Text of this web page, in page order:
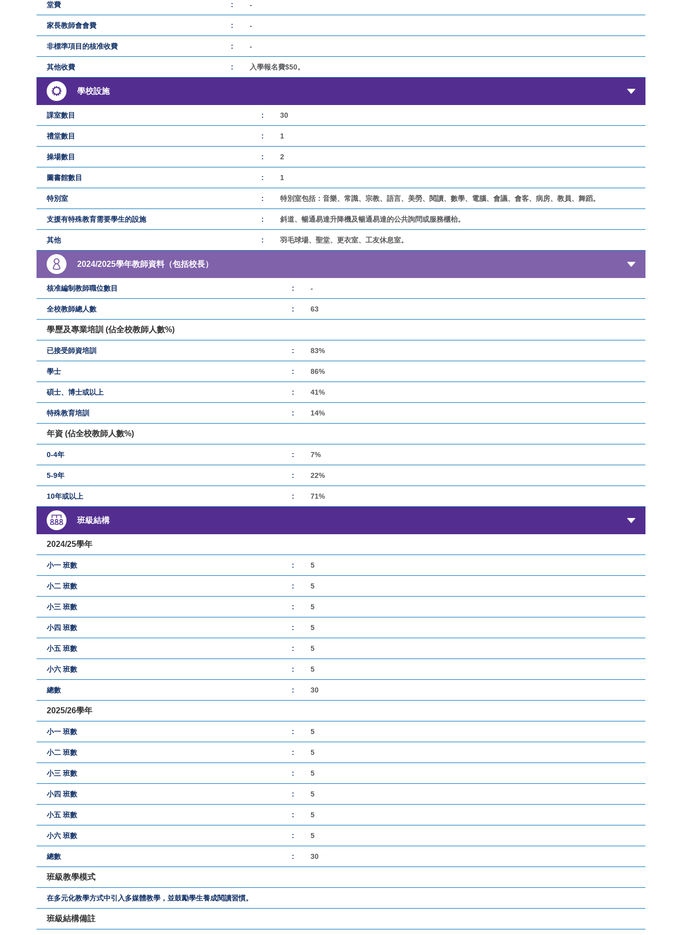
堂費 : -
家長教師會會費 : -
非標準項目的核准收費 : -
其他收費 : 入學報名費$50。
學校設施
課室數目 : 30
禮堂數目 : 1
操場數目 : 2
圖書館數目 : 1
特別室 : 特別室包括：音樂、常識、宗教、語言、美勞、閱讀、數學、電腦、會議、會客、病房、教員、舞蹈。
支援有特殊教育需要學生的設施 : 斜道、暢通易達升降機及暢通易達的公共詢問或服務櫃枱。
其他 : 羽毛球場、聖堂、更衣室、工友休息室。
2024/2025學年教師資料（包括校長）
核准編制教師職位數目 : -
全校教師總人數 : 63
學歷及專業培訓 (佔全校教師人數%)
已接受師資培訓 : 83%
學士 : 86%
碩士、博士或以上 : 41%
特殊教育培訓 : 14%
年資 (佔全校教師人數%)
0-4年 : 7%
5-9年 : 22%
10年或以上 : 71%
班級結構
2024/25學年
小一 班數 : 5
小二 班數 : 5
小三 班數 : 5
小四 班數 : 5
小五 班數 : 5
小六 班數 : 5
總數 : 30
2025/26學年
小一 班數 : 5
小二 班數 : 5
小三 班數 : 5
小四 班數 : 5
小五 班數 : 5
小六 班數 : 5
總數 : 30
班級教學模式
在多元化教學方式中引入多媒體教學，並鼓勵學生養成閱讀習慣。
班級結構備註